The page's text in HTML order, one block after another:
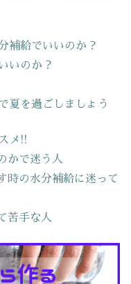
補給でいいのか？
いのか？
夏を過ごしましょう
メ!!
かで迷う人
の水分補給に迷って
苦手な人